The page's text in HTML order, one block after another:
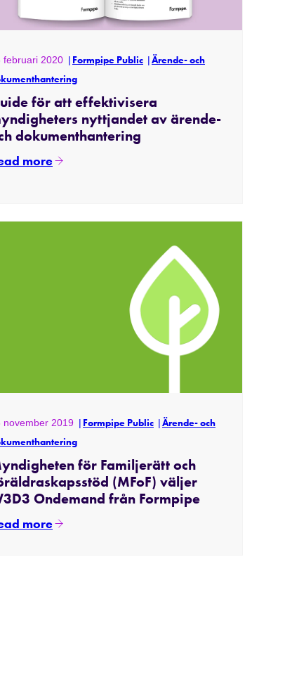
februari 2020 Formpipe Public
Ärende- och
för att effektivisera
nyttjandet av ärende-
dokumenthantering
more
november 2019 Formpipe Public
Ärende- och
för Familjerätt och
(MFoF) väljer
Ondemand från Formpipe
more